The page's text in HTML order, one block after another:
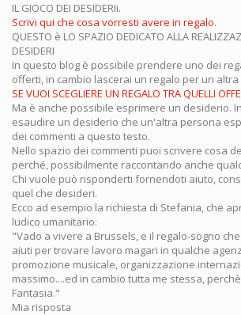
IL GIOCO DEI DESIDERIi.
Scrivi qui che cosa vorresti avere in regalo.
QUESTO è LO SPAZIO DEDICATO ALLA
DESIDERI
In questo blog è possibile prendere uno dei
offerti, in cambio lascerai un regalo per un
SE VUOI SCEGLIERE UN REGALO TRA QUELLI
Ma è anche possibile esprimere un desiderio.
esaudire un desiderio che un'altra persona
dei commenti a questo testo.
Nello spazio dei commenti puoi scrivere cosa
perché, possibilmente raccontando anche
Chi vuole può risponderti fornendoti aiuto,
quel che desideri.
Ecco ad esempio la richiesta di Stefania, che
ludico umanitario:
"Vado a vivere a Brussels, e il regalo-sogno
aiuti per trovare lavoro magari in qualche
promozione musicale, organizzazione
massimo....ed in cambio tutta me stessa,
Fantasia."
Mia risposta